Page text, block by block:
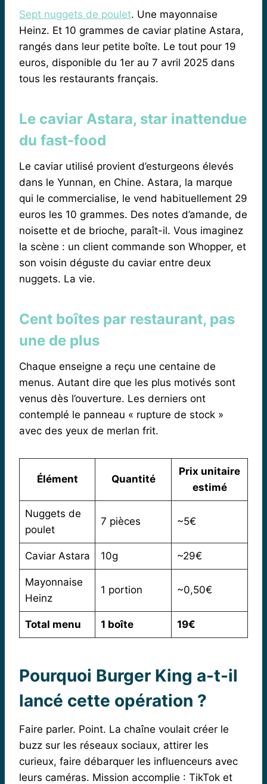
Sept nuggets de poulet. Une mayonnaise
Heinz. Et 10 grammes de caviar platine Astara,
rangés dans leur petite boîte. Le tout pour 19
euros, disponible du 1er au 7 avril 2025 dans
tous les restaurants français.
Le caviar Astara, star inattendue
du fast-food
Le caviar utilisé provient d’esturgeons élevés
dans le Yunnan, en Chine. Astara, la marque
qui le commercialise, le vend habituellement 29
euros les 10 grammes. Des notes d’amande, de
noisette et de brioche, paraît-il. Vous imaginez
la scène : un client commande son Whopper, et
son voisin déguste du caviar entre deux
nuggets. La vie.
Cent boîtes par restaurant, pas
une de plus
Chaque enseigne a reçu une centaine de
menus. Autant dire que les plus motivés sont
venus dès l’ouverture. Les derniers ont
contemplé le panneau « rupture de stock »
avec des yeux de merlan frit.
Élément Quantité
Prix unitaire
estimé
Nuggets de
poulet
7 pièces ~5€
Caviar Astara 10g ~29€
Mayonnaise
Heinz
1 portion ~0,50€
Total menu 1 boîte 19€
Pourquoi Burger King a-t-il
lancé cette opération ?
Faire parler. Point. La chaîne voulait créer le
buzz sur les réseaux sociaux, attirer les
curieux, faire débarquer les influenceurs avec
leurs caméras. Mission accomplie : TikTok et